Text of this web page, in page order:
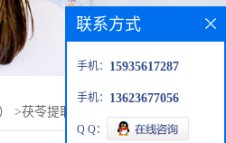
>茯苓提取物（茯苓多糖）
联系方式
手机： 15935617287
手机： 13623677056
Q Q：